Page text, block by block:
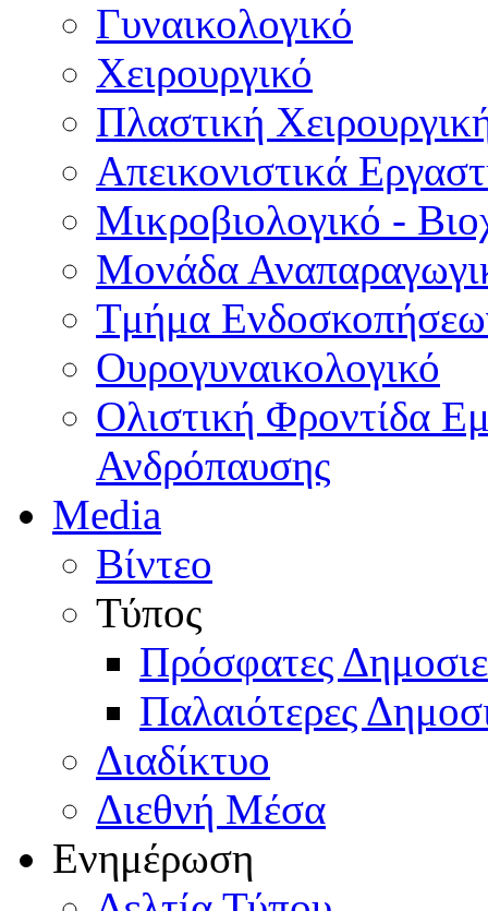
Γυναικολογικό
Χειρουργικό
Πλαστική
Απεικονιστικά
Μικροβιολογικό -
Μονάδα
Τμήμα
Ουρογυναικολογικό
Ολιστική Φροντίδα
Ανδρόπαυσης
Media
Βίντεο
Τύπος
Πρόσφατες
Παλαιότερες
Διαδίκτυο
Διεθνή Μέσα
Ενημέρωση